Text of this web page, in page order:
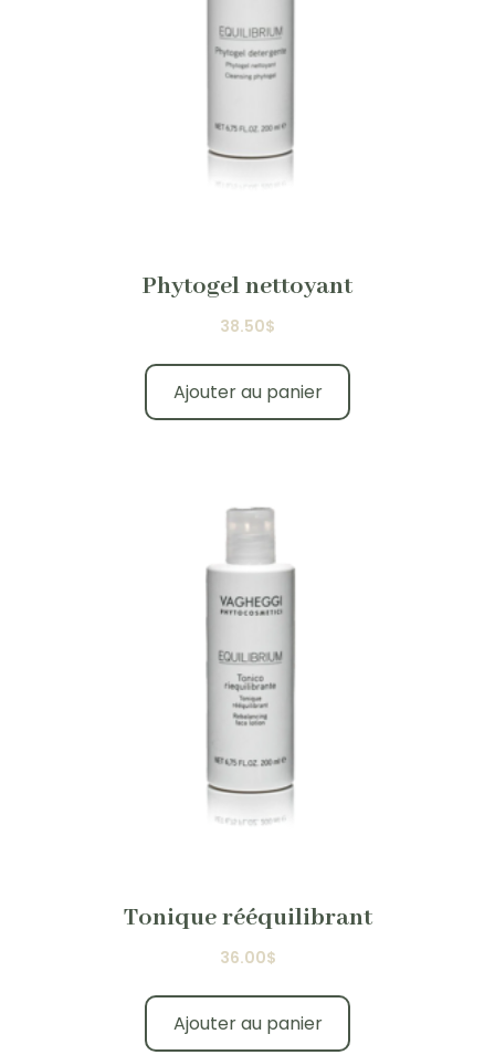
Phytogel nettoyant
38.50$
Ajouter au panier
Tonique rééquilibrant
36.00$
Ajouter au panier